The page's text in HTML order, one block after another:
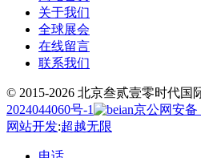
关于我们
全球展会
在线留言
联系我们
© 2015-2026 北京叁贰壹零时代国
2024044060号-1
京公网安备
网站开发:超越无限